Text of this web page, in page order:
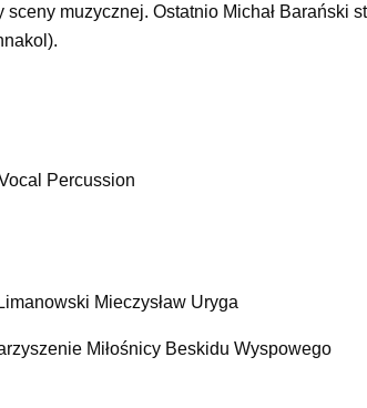
muzycznej. Ostatnio Michał Barański
Percussion
Mieczysław Uryga
Miłośnicy Beskidu Wyspowego